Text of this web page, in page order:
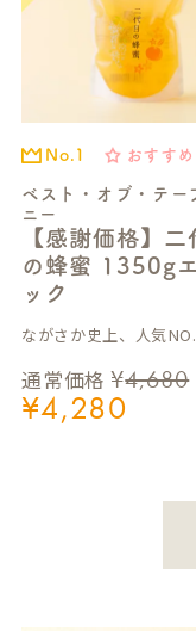
ベスト・オブ・テー
ニー
【感謝価格】二
の蜂蜜 1350g
ック
No.1 おすすめ
通常価格 ¥4,680
¥4,280
ながさか史上、人気